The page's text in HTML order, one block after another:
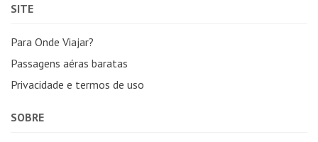
SITE
Para Onde Viajar?
Passagens aéras baratas
Privacidade e termos de uso
SOBRE